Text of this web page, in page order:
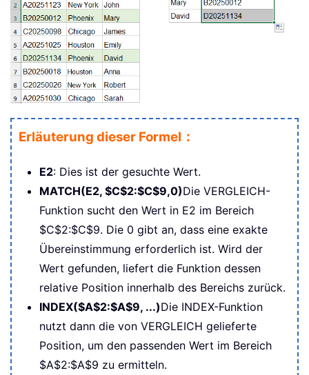
Erläuterung dieser Formel：
E2: Dies ist der gesuchte Wert.
MATCH(E2, $C$2:$C$9,0)Die VERGLEICH-
Funktion sucht den Wert in E2 im Bereich
$C$2:$C$9. Die 0 gibt an, dass eine exakte
Übereinstimmung erforderlich ist. Wird der
Wert gefunden, liefert die Funktion dessen
relative Position innerhalb des Bereichs zurück.
INDEX($A$2:$A$9, ...)Die INDEX-Funktion
nutzt dann die von VERGLEICH gelieferte
Position, um den passenden Wert im Bereich
$A$2:$A$9 zu ermitteln.